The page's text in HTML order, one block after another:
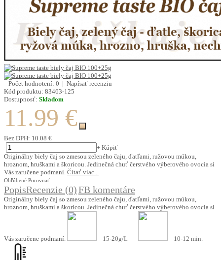
Počet hodnotení: 0 | Napísať recenziu
Kód produktu: 83463-125
Dostupnosť: Skladom
11.99 €
Bez DPH: 10.08 €
-
+ Kúpiť
Originálny biely čaj so zmesou zeleného čaju, ďatľami, ružovou múkou,
hroznom, hruškami a škoricou. Jedinečná chuť čerstvého výberového ovocia si
Vás zaručene podmaní. Čítať viac...
Obľúbené Porovnať
PopisRecenzie (0)FB komentáre
Originálny biely čaj so zmesou zeleného čaju, ďatľami, ružovou múkou,
hroznom, hruškami a škoricou. Jedinečná chuť čerstvého výberového ovocia si
Vás zaručene podmaní. 15-20g/L 10-12 min.